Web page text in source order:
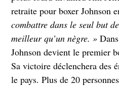
retraite pour boxer Johnson
combattre dans le seul but
meilleur qu’un nègre. »
Johnson devient le premier
Sa victoire déclenchera des
le pays. Plus de 20